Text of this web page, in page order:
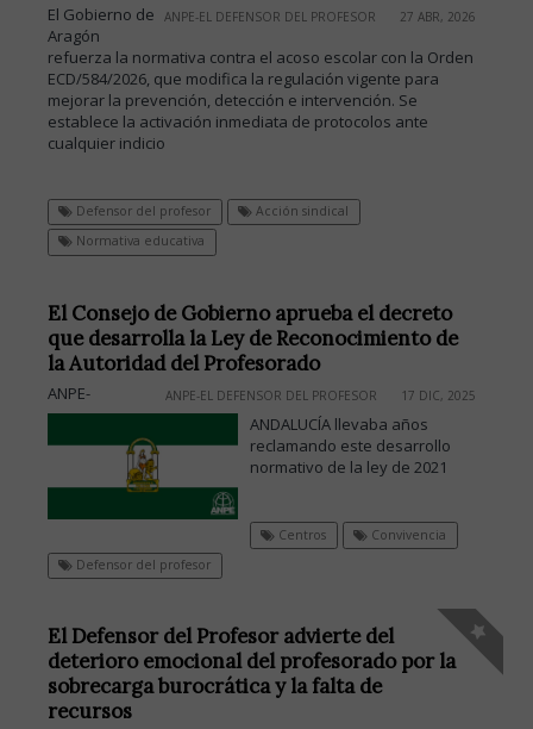
ANPE-EL DEFENSOR DEL PROFESOR 27 ABR, 2026
El Gobierno de
Aragón
refuerza la normativa contra el acoso escolar con la Orden
ECD/584/2026, que modifica la regulación vigente para
mejorar la prevención, detección e intervención. Se
establece la activación inmediata de protocolos ante
cualquier indicio
Defensor del profesor
Acción sindical
Normativa educativa
El Consejo de Gobierno aprueba el decreto
que desarrolla la Ley de Reconocimiento de
la Autoridad del Profesorado
ANPE-EL DEFENSOR DEL PROFESOR 17 DIC, 2025
ANPE-
ANDALUCÍA llevaba años
reclamando este desarrollo
normativo de la ley de 2021
Centros
Convivencia
Defensor del profesor
El Defensor del Profesor advierte del
deterioro emocional del profesorado por la
sobrecarga burocrática y la falta de
recursos